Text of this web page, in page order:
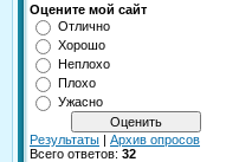
Оцените мой сайт
Отлично
Хорошо
Неплохо
Плохо
Ужасно
Результаты | Архив опросов
Всего ответов: 32